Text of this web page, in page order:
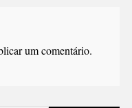
um comentário.